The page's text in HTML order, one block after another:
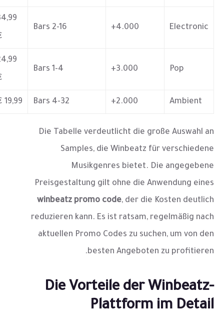
Electronic
4.000+
2-16 Bars
Pop
3.000+
1-4 Bars
Ambient
2.000+
4-32 Bars
19,99 €
Die Tabelle verdeutlicht die große Auswahl an
Samples, die Winbeatz für verschiedene
Musikgenres bietet. Die angegebene
Preisgestaltung gilt ohne die Anwendung eines
winbeatz promo code, der die Kosten deutlich
reduzieren kann. Es ist ratsam, regelmäßig nach
aktuellen Promo Codes zu suchen, um von den
besten Angeboten zu profitieren.
Die Vorteile der Winbeatz-
Plattform im Detail